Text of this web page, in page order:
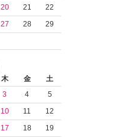
20 21
22
27 28
29
木 金
土
3 4
5
10 11
12
17 18
19